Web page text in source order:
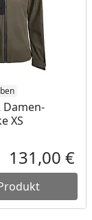
Damen-
XS
lieferbar
131,00 €